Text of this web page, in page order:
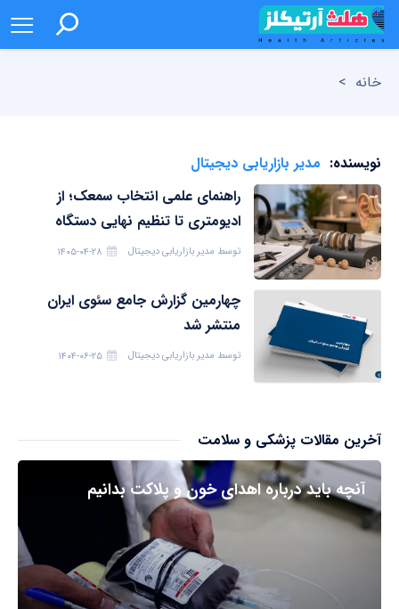
خانه >
نویسنده: مدیر بازاریابی دیجیتال
راهنمای علمی انتخاب سمعک؛ از
ادیومتری تا تنظیم نهایی دستگاه
توسط مدیر بازاریابی دیجیتال ۱۴۰۵-۰۴-۲۸
چهارمین گزارش جامع سئوی ایران
منتشر شد
توسط مدیر بازاریابی دیجیتال ۱۴۰۴-۰۶-۲۵
آخرین مقالات پزشکی و سلامت
آنچه باید درباره اهدای خون و پلاکت بدانیم